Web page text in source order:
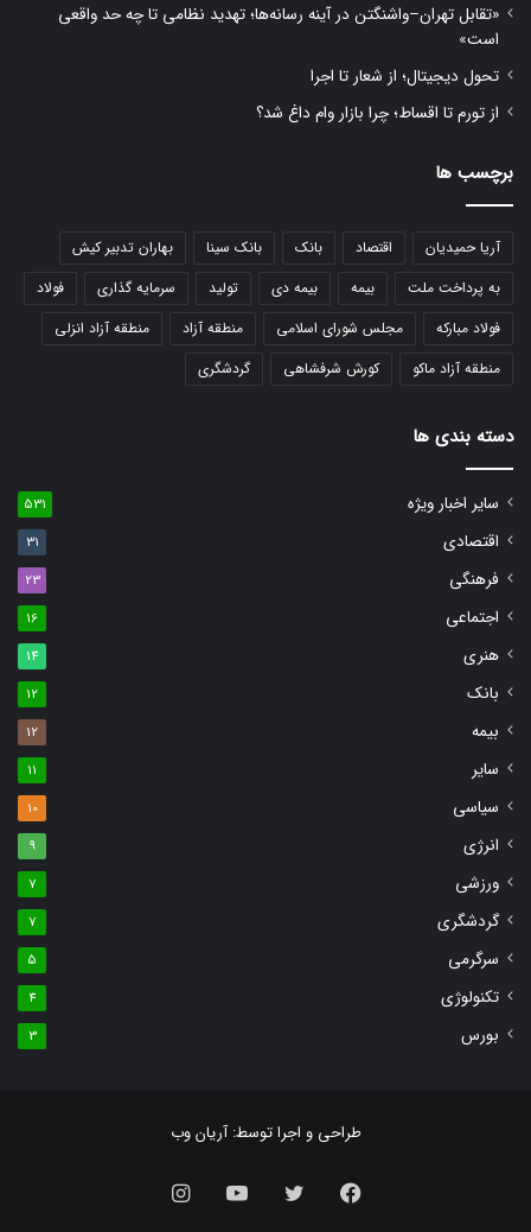
«تقابل تهران–واشنگتن در آینه رسانه‌ها؛ تهدید نظامی تا چه حد واقعی
است»
تحول دیجیتال؛ از شعار تا اجرا
از تورم تا اقساط؛ چرا بازار وام داغ شد؟
برچسب ها
آریا حمیدیان اقتصاد بانک بانک سینا
بهاران تدبیر کیش
به پرداخت ملت
بیمه بیمه دی تولید سرمایه گذاری
فولاد
فولاد مبارکه
مجلس شورای اسلامی منطقه آزاد
منطقه آزاد انزلی
منطقه آزاد ماکو
کورش شرفشاهی گردشگری
دسته بندی ها
سایر اخبار ویژه 531
اقتصادی 31
فرهنگی 23
اجتماعی 16
هنری 14
بانک 12
بیمه 12
سایر 11
سیاسی 10
انرژی 9
ورزشی 7
گردشگری 7
سرگرمی 5
تکنولوژی 4
بورس 3
طراحی و اجرا توسط:آریان وب
فیس توییتر یوتیوب